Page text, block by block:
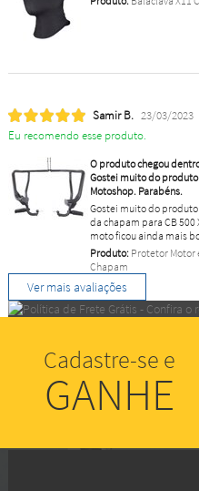
Samir B. 23/03/2023
Eu recomendo esse produto.
O produto chegou
Gostei muito do
Motoshop. Parabéns.
Gostei muito do
da chapam para CB 500
moto ficou ainda mais
Produto:Protetor Motor
Chapam
Ver mais avaliações
Cadastre-se e
GANHE